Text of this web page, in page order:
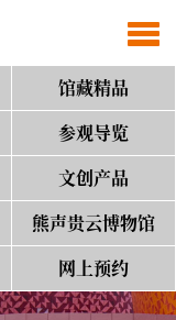
馆藏精品
参观导览
文创产品
熊声贵云博物馆
网上预约